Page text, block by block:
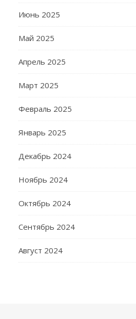
Июнь 2025
Май 2025
Апрель 2025
Март 2025
Февраль 2025
Январь 2025
Декабрь 2024
Ноябрь 2024
Октябрь 2024
Сентябрь 2024
Август 2024